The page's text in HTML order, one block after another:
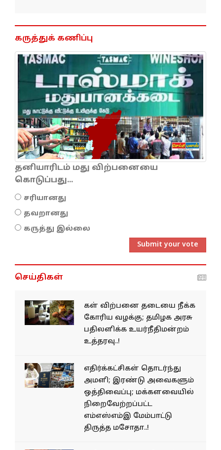
கருத்துக் கணிப்பு
தனியாரிடம் மது விற்பனையை
கொடுப்பது...
சரியானது
தவறானது
கருத்து இல்லை
Submit your vote
செய்திகள்
கள் விற்பனை தடையை நீக்க
கோரிய வழக்கு; தமிழக அரசு
பதிலளிக்க உயர்நீதிமன்றம்
உத்தரவு..!
எதிர்க்கட்சிகள் தொடர்ந்து
அமளி; இரண்டு அவைகளும்
ஒத்திவைப்பு; மக்களவையில்
நிறைவேற்றப்பட்ட
எம்எஸ்எம்இ மேம்பாட்டு
திருத்த மசோதா..!